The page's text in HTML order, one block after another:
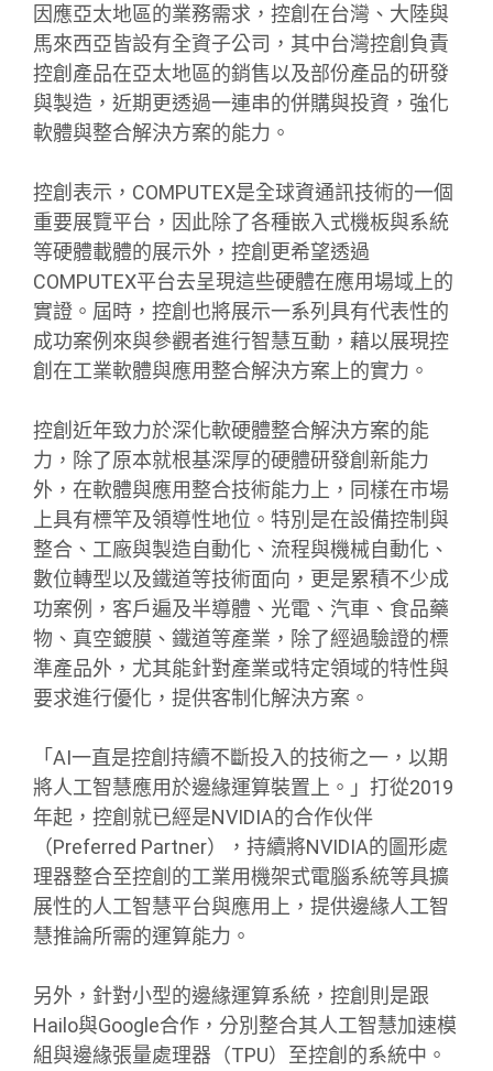
因應亞太地區的業務需求，控創在台灣、大陸與
馬來西亞皆設有全資子公司，其中台灣控創負責
控創產品在亞太地區的銷售以及部份產品的研發
與製造，近期更透過一連串的併購與投資，強化
軟體與整合解決方案的能力。
控創表示，COMPUTEX是全球資通訊技術的一個
重要展覽平台，因此除了各種嵌入式機板與系統
等硬體載體的展示外，控創更希望透過
COMPUTEX平台去呈現這些硬體在應用場域上的
實證。屆時，控創也將展示一系列具有代表性的
成功案例來與參觀者進行智慧互動，藉以展現控
創在工業軟體與應用整合解決方案上的實力。
控創近年致力於深化軟硬體整合解決方案的能
力，除了原本就根基深厚的硬體研發創新能力
外，在軟體與應用整合技術能力上，同樣在市場
上具有標竿及領導性地位。特別是在設備控制與
整合、工廠與製造自動化、流程與機械自動化、
數位轉型以及鐵道等技術面向，更是累積不少成
功案例，客戶遍及半導體、光電、汽車、食品藥
物、真空鍍膜、鐵道等產業，除了經過驗證的標
準產品外，尤其能針對產業或特定領域的特性與
要求進行優化，提供客制化解決方案。
「AI一直是控創持續不斷投入的技術之一，以期
將人工智慧應用於邊緣運算裝置上。」打從2019
年起，控創就已經是NVIDIA的合作伙伴
（Preferred Partner），持續將NVIDIA的圖形處
理器整合至控創的工業用機架式電腦系統等具擴
展性的人工智慧平台與應用上，提供邊緣人工智
慧推論所需的運算能力。
另外，針對小型的邊緣運算系統，控創則是跟
Hailo與Google合作，分別整合其人工智慧加速模
組與邊緣張量處理器（TPU）至控創的系統中。